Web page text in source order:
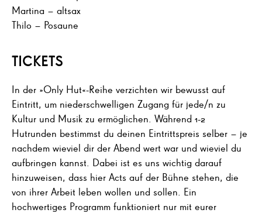
Martina – altsax
Thilo – Posaune
TICKETS
In der »Only Hut«-Reihe verzichten wir bewusst auf
Eintritt, um niederschwelligen Zugang für jede/n zu
Kultur und Musik zu ermöglichen. Während 1-2
Hutrunden bestimmst du deinen Eintrittspreis selber – je
nachdem wieviel dir der Abend wert war und wieviel du
aufbringen kannst. Dabei ist es uns wichtig darauf
hinzuweisen, dass hier Acts auf der Bühne stehen, die
von ihrer Arbeit leben wollen und sollen. Ein
hochwertiges Programm funktioniert nur mit eurer